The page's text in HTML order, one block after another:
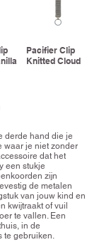
Vanilla
Pacifier Clip
Knitted Cloud
derde hand die je
waar je niet zonder
dat het
een stukje
zijn
de metalen
van jouw kind en
kwijtraakt of vuil
te vallen. Een
in de
te gebruiken.